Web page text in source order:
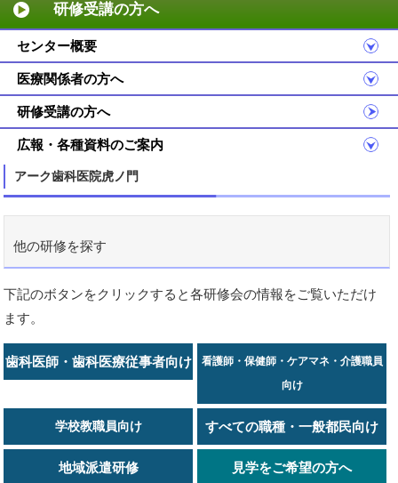
研修受講の方へ
センター概要
医療関係者の方へ
研修受講の方へ
広報・各種資料のご案内
アーク歯科医院虎ノ門
他の研修を探す
下記のボタンをクリックすると各研修会の情報をご覧いただけ
ます。
歯科医師・歯科医療従事者向け
看護師・保健師・ケアマネ・介護職員
向け
学校教職員向け すべての職種・一般都民向け
地域派遣研修 見学をご希望の方へ